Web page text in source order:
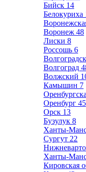
Бийск 14
Белокуриха
Воронеж 48
Лиски 8
Россошь 6
Волгоград
Волжский
Камышин 7
Оренбург 45
Орск 13
Бузулук 8
Ханты-
Сургут 22
Ханты-
Кировская